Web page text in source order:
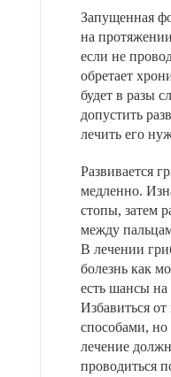
Запущенная
на
если не
обретает
будет в разы
допустить
лечить его
Развивается
медленно.
стопы, затем
между
В лечении
болезнь как
есть шансы
Избавиться
способами, но
лечение
проводиться